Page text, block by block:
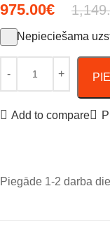
975.00€
Nepieciešama
Add to compare
Piegāde 1-2 darba